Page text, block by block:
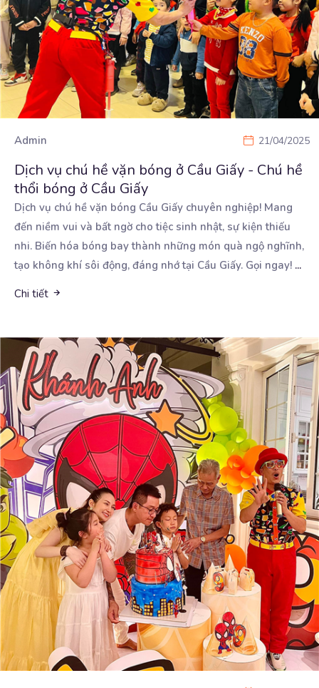
Admin 21/04/2025
Dịch vụ chú hề vặn bóng ở Cầu Giấy - Chú hề
thổi bóng ở Cầu Giấy
Dịch vụ chú hề vặn bóng Cầu Giấy chuyên nghiệp! Mang
đến niềm vui và bất ngờ cho tiệc sinh nhật, sự kiện thiếu
nhi. Biến hóa bóng bay thành những món quà ngộ nghĩnh,
tạo không khí sôi động, đáng nhớ tại Cầu Giấy. Gọi ngay! ...
Chi tiết